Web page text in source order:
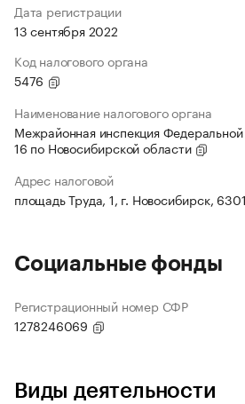
Дата регистрации
13 сентября 2022
Код налогового органа
5476
Наименование налогового органа
Межрайонная инспекция
16 по Новосибирской области
Адрес налоговой
площадь Труда, 1, г. Новосибирск,
Социальные фонды
Регистрационный номер СФР
1278246069
Виды деятельности